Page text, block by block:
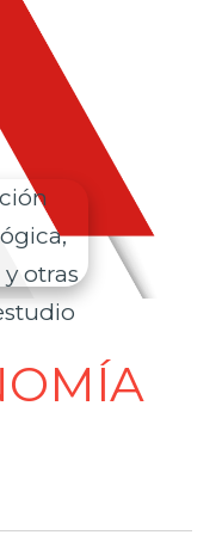
otras